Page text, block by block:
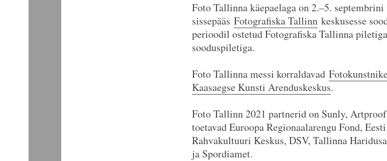
Foto Tallinna käepaelaga on 2.–5. septembrini
sissepääs Fotografiska Tallinn keskusesse
perioodil ostetud Fotografiska Tallinna
sooduspiletiga.
Foto Tallinna messi korraldavad
Kaasaegse Kunsti Arenduskeskus.
Foto Tallinn 2021 partnerid on Sunly,
toetavad Euroopa Regionaalarengu Fond,
Rahvakultuuri Keskus, DSV, Tallinna
ja Spordiamet.